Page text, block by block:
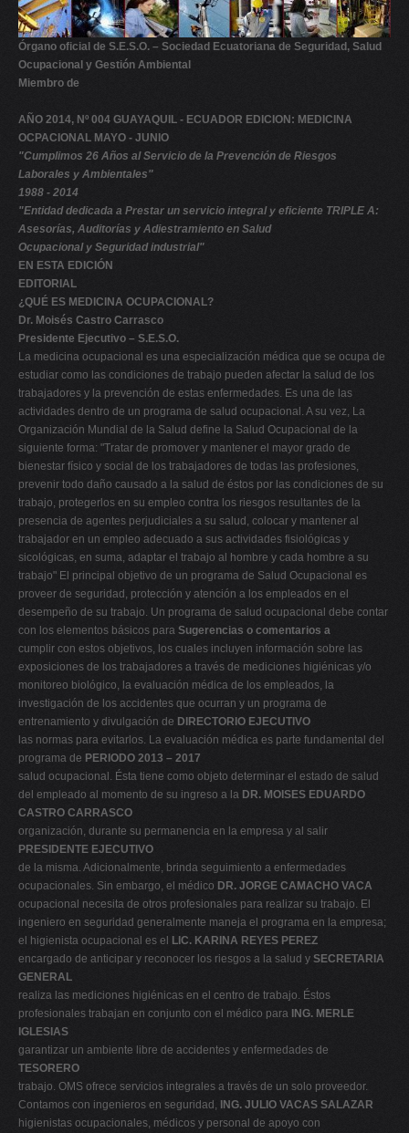
M
N
O
Q
S
U
W
X
Y
0-9
Órgano oficial de S.E.S.O. – Sociedad Ecuatoriana de Seguridad, Salud
Ocupacional y Gestión Ambiental
Miembro de
AÑO 2014, Nº 004 GUAYAQUIL - ECUADOR EDICION: MEDICINA
OCPACIONAL MAYO - JUNIO
"Cumplimos 26 Años al Servicio de la Prevención de Riesgos
Laborales y Ambientales"
1988 - 2014
"Entidad dedicada a Prestar un servicio integral y eficiente TRIPLE A:
Asesorías, Auditorías y Adiestramiento en Salud
Ocupacional y Seguridad industrial"
EN ESTA EDICIÓN
EDITORIAL
¿QUÉ ES MEDICINA OCUPACIONAL?
Dr. Moisés Castro Carrasco
Presidente Ejecutivo – S.E.S.O.
La medicina ocupacional es una especialización médica que se ocupa de
estudiar como las condiciones de trabajo pueden afectar la salud de los
trabajadores y la prevención de estas enfermedades. Es una de las
actividades dentro de un programa de salud ocupacional. A su vez, La
Organización Mundial de la Salud define la Salud Ocupacional de la
siguiente forma: "Tratar de promover y mantener el mayor grado de
bienestar físico y social de los trabajadores de todas las profesiones,
prevenir todo daño causado a la salud de éstos por las condiciones de su
trabajo, protegerlos en su empleo contra los riesgos resultantes de la
presencia de agentes perjudiciales a su salud, colocar y mantener al
trabajador en un empleo adecuado a sus actividades fisiológicas y
sicológicas, en suma, adaptar el trabajo al hombre y cada hombre a su
trabajo" El principal objetivo de un programa de Salud Ocupacional es
proveer de seguridad, protección y atención a los empleados en el
desempeño de su trabajo. Un programa de salud ocupacional debe contar
con los elementos básicos para Sugerencias o comentarios a
cumplir con estos objetivos, los cuales incluyen información sobre las
exposiciones de los trabajadores a través de mediciones higiénicas y/o
monitoreo biológico, la evaluación médica de los empleados, la
investigación de los accidentes que ocurran y un programa de
entrenamiento y divulgación de DIRECTORIO EJECUTIVO
las normas para evitarlos. La evaluación médica es parte fundamental del
programa de PERIODO 2013 – 2017
salud ocupacional. Ésta tiene como objeto determinar el estado de salud
del empleado al momento de su ingreso a la DR. MOISES EDUARDO
CASTRO CARRASCO
organización, durante su permanencia en la empresa y al salir
PRESIDENTE EJECUTIVO
de la misma. Adicionalmente, brinda seguimiento a enfermedades
ocupacionales. Sin embargo, el médico DR. JORGE CAMACHO VACA
ocupacional necesita de otros profesionales para realizar su trabajo. El
ingeniero en seguridad generalmente maneja el programa en la empresa;
el higienista ocupacional es el
LIC. KARINA REYES PEREZ
encargado de anticipar y reconocer los riesgos a la salud y SECRETARIA
GENERAL
realiza las mediciones higiénicas en el centro de trabajo. Éstos
profesionales trabajan en conjunto con el médico para ING. MERLE
IGLESIAS
garantizar un ambiente libre de accidentes y enfermedades de
TESORERO
trabajo. OMS ofrece servicios integrales a través de un solo proveedor.
Contamos con ingenieros en seguridad,
ING. JULIO VACAS SALAZAR
higienistas ocupacionales, médicos y personal de apoyo con